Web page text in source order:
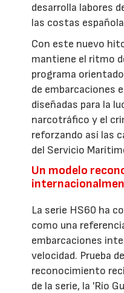
desarrolla labores
las costas
Con este nuevo
mantiene el ritmo
programa
de embarcaciones
diseñadas para la
narcotráfico y el
reforzando así las
del Servicio
Un modelo
La serie HS60 ha
como una
embarcaciones
velocidad. Prueba
reconocimiento
de la serie, la 'Río